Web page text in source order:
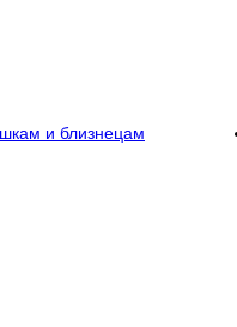
и близнецам